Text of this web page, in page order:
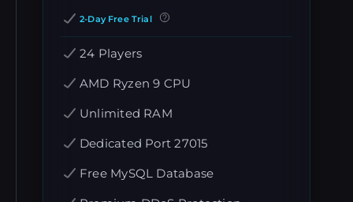
2-Day Free Trial
24 Players
AMD Ryzen 9 CPU
Unlimited RAM
Dedicated Port 27015
Free MySQL Database